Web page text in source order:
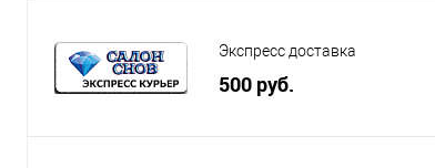
Экспресс доставка
500 руб.